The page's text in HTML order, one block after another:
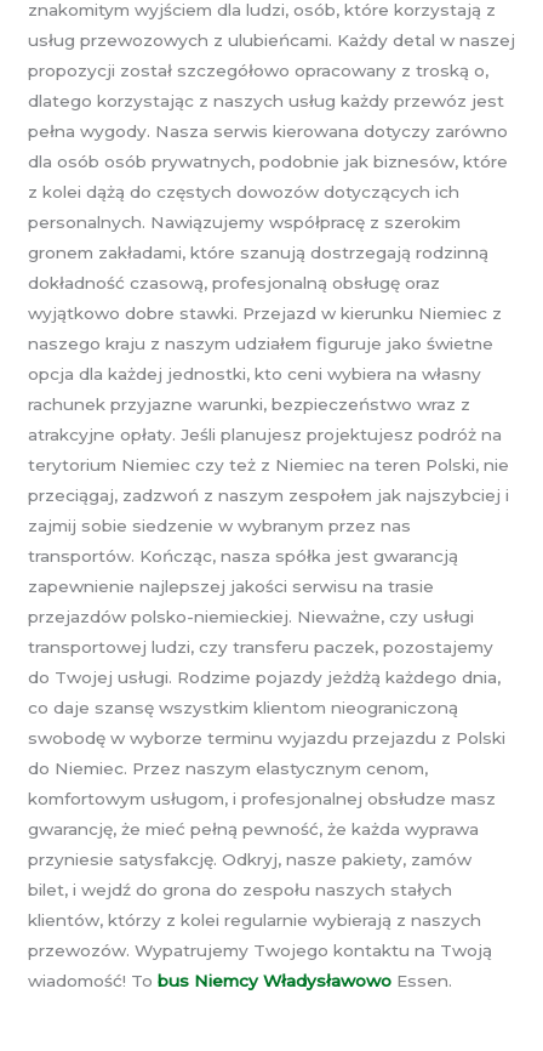
znakomitym wyjściem dla ludzi, osób, które korzystają z
usług przewozowych z ulubieńcami. Każdy detal w naszej
propozycji został szczegółowo opracowany z troską o,
dlatego korzystając z naszych usług każdy przewóz jest
pełna wygody. Nasza serwis kierowana dotyczy zarówno
dla osób osób prywatnych, podobnie jak biznesów, które
z kolei dążą do częstych dowozów dotyczących ich
personalnych. Nawiązujemy współpracę z szerokim
gronem zakładami, które szanują dostrzegają rodzinną
dokładność czasową, profesjonalną obsługę oraz
wyjątkowo dobre stawki. Przejazd w kierunku Niemiec z
naszego kraju z naszym udziałem figuruje jako świetne
opcja dla każdej jednostki, kto ceni wybiera na własny
rachunek przyjazne warunki, bezpieczeństwo wraz z
atrakcyjne opłaty. Jeśli planujesz projektujesz podróż na
terytorium Niemiec czy też z Niemiec na teren Polski, nie
przeciągaj, zadzwoń z naszym zespołem jak najszybciej i
zajmij sobie siedzenie w wybranym przez nas
transportów. Kończąc, nasza spółka jest gwarancją
zapewnienie najlepszej jakości serwisu na trasie
przejazdów polsko-niemieckiej. Nieważne, czy usługi
transportowej ludzi, czy transferu paczek, pozostajemy
do Twojej usługi. Rodzime pojazdy jeżdżą każdego dnia,
co daje szansę wszystkim klientom nieograniczoną
swobodę w wyborze terminu wyjazdu przejazdu z Polski
do Niemiec. Przez naszym elastycznym cenom,
komfortowym usługom, i profesjonalnej obsłudze masz
gwarancję, że mieć pełną pewność, że każda wyprawa
przyniesie satysfakcję. Odkryj, nasze pakiety, zamów
bilet, i wejdź do grona do zespołu naszych stałych
klientów, którzy z kolei regularnie wybierają z naszych
przewozów. Wypatrujemy Twojego kontaktu na Twoją
wiadomość! To bus Niemcy Władysławowo Essen.